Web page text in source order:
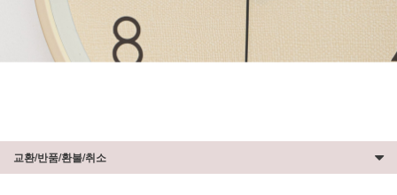
교환/반품/환불/취소